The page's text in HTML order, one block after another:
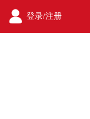
 登录/注册